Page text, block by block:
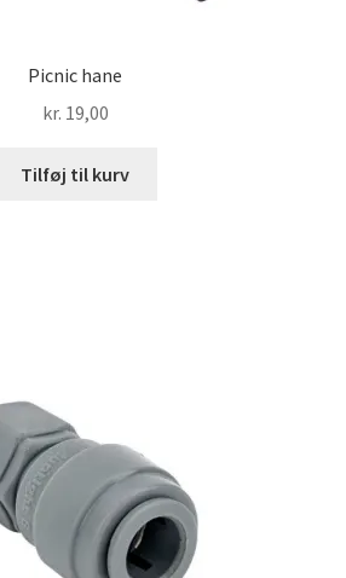
Picnic hane
kr. 19,00
Tilføj til kurv